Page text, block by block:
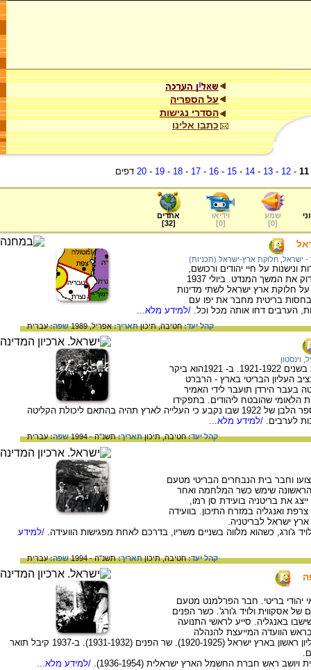
על הספריה
הסדרי נגישות
כתבו אלינו
11
-
12
-
13
-
14
-
15
-
16
-
17
-
18
-
19
-
20 דפים
שמע
[
0
]
וידיאו
[
0
]
אתרים
[
32
]
- ישראל חלוקת ארץ-ישראל (תכניות)
ונישנות על חיי יהודים ורכושם,
מינתה ממשלת בריטניה ועדה מלכותית שתבדוק את המשך המנדט. ביולי 1937
חלוקת ארץ ישראל לשתי מדינות
בחסות בריטית מחבר את יפו עם
הערבים דחו אותה מכל וכל. /למידע מלא...
קהל יעד:חטיבה,תיכוןתאריך:אפריל, 1989 שפה:עברית
וינסטון
וינסטון צ'רצ'יל (1874-1965) היה שר המושבות בשנים 1921-1922. ב- 1921הוא ביקר
העליון הבריטי בארץ - הרברט
בעבר הירדן תועבר לידי האמיר
שהובטח ליהודים. בתפקידו
כשר המושבות היה צ'רציל אחראי לפרסום הספר הלבן של 1922 שבו נקבע כי העלייה לארץ תהיה בהתאם ליכולת הקליטה
לערבים. /למידע מלא...
קהל יעד:חטיבה,תיכוןתאריך:תשנ"ה - 1994 שפה:עברית
עורך דין במקצועו וחבר בית הנבחרים הבריטי מטעם
שימש כשר המלחמה ואחר
בתפקידו זה ייצג את בריטניה בועידת סן רמו,
ואנגליה במזרח התיכון. בוועידה
ישראל לבריטניה.
ג'ורג, כשהוא מלווה בשניים משריו, בדרכם לאחת מפגישות הוועידה. /למידע
קהל יעד:חטיבה,תיכוןתאריך:תשנ"ה - 1994 שפה:עברית
סמואל (1870-1963). מדינאי יהודי בריטי. חבר הפרלמנט מטעם
אסקווית ולויד ג'ורג'. כשר הפנים
שישבו באנגליה. סייע לראשי התנועה
הוועדה המייעצת להנהלה
הציונית לקראת ועידת השלום (1918), נציב עליון ראשון בארץ ישראל (1920-1925). שר הפנים (1931-1932). ב-1937 קיבל תואר
ראש חברת החשמל הארץ ישראלית (1936-1954).
/למידע מלא...